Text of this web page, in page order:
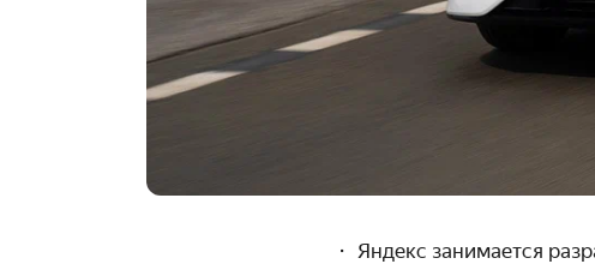
Яндекс занимается